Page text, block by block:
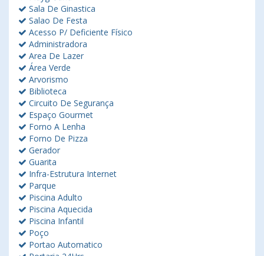
Sala De Ginastica
Salao De Festa
Acesso P/ Deficiente Físico
Administradora
Area De Lazer
Área Verde
Arvorismo
Biblioteca
Circuito De Segurança
Espaço Gourmet
Forno A Lenha
Forno De Pizza
Gerador
Guarita
Infra-Estrutura Internet
Parque
Piscina Adulto
Piscina Aquecida
Piscina Infantil
Poço
Portao Automatico